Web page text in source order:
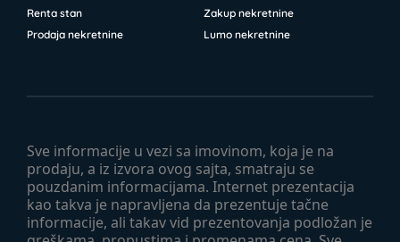
Sve informacije u vezi sa imovinom, koja je na
prodaju, a iz izvora ovog sajta, smatraju se
pouzdanim informacijama. Internet prezentacija
kao takva je napravljena da prezentuje tačne
informacije, ali takav vid prezentovanja podložan je
Renta stan
Zakup nekretnine
Prodaja nekretnine
Lumo nekretnine